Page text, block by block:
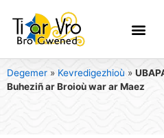
Degemer » Kevredigezhioù »
Buheziñ ar Broioù war ar Maez